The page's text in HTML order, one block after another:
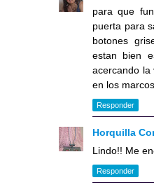
para que
puerta para
botones
estan bien
acercando la
en los marcos
Responder
Horquilla
Lindo!! Me
Responder